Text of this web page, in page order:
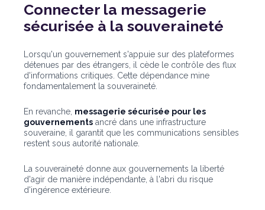
Connecter la messagerie
sécurisée à la souveraineté
Lorsqu'un gouvernement s'appuie sur des plateformes
détenues par des étrangers, il cède le contrôle des flux
d'informations critiques. Cette dépendance mine
fondamentalement la souveraineté.
En revanche, messagerie sécurisée pour les
gouvernements ancré dans une infrastructure
souveraine, il garantit que les communications sensibles
restent sous autorité nationale.
La souveraineté donne aux gouvernements la liberté
d'agir de manière indépendante, à l'abri du risque
d'ingérence extérieure.